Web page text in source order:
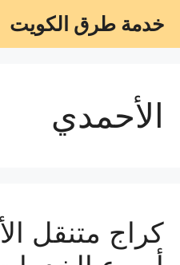
إلى
المحتوى
خدمة طرق الكويت
الأحمدي
كراج متنقل